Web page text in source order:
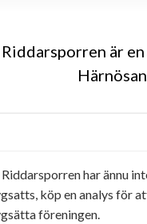
Riddarsporren är
Riddarsporren har ännu
köp en analys för
föreningen.